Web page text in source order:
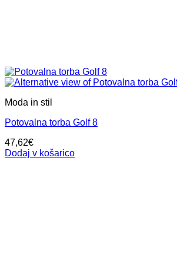
Moda in stil
Potovalna torba Golf 8
47,62€
Dodaj v košarico